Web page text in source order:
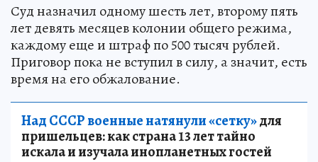
Суд назначил одному шесть лет, второму пять
лет девять месяцев колонии общего режима,
каждому еще и штраф по 500 тысяч рублей.
Приговор пока не вступил в силу, а значит, есть
время на его обжалование.
Над СССР военные натянули «сетку»для
пришельцев: как страна 13 лет тайно
искала и изучала инопланетных гостей